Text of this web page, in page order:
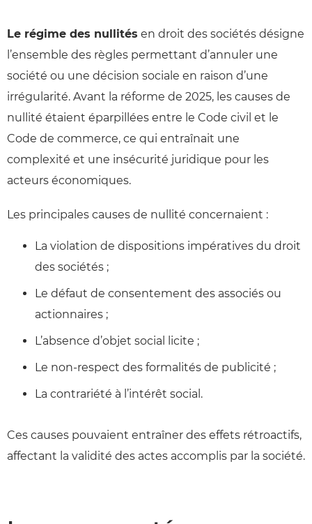
Le régime des nullités en droit des sociétés désigne
l’ensemble des règles permettant d’annuler une
société ou une décision sociale en raison d’une
irrégularité. Avant la réforme de 2025, les causes de
nullité étaient éparpillées entre le Code civil et le
Code de commerce, ce qui entraînait une
complexité et une insécurité juridique pour les
acteurs économiques.
Les principales causes de nullité concernaient :
La violation de dispositions impératives du droit
des sociétés ;
Le défaut de consentement des associés ou
actionnaires ;
L’absence d’objet social licite ;
Le non-respect des formalités de publicité ;
La contrariété à l’intérêt social.
Ces causes pouvaient entraîner des effets rétroactifs,
affectant la validité des actes accomplis par la société.